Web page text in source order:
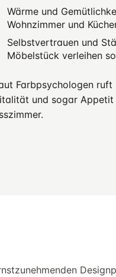
Wärme und
Wohnzimmer und
Selbstvertrauen und
Möbelstück verleihen
Farbpsychologen
und sogar Appetit